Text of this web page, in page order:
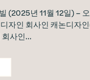
(2025년 11월 12일) –
자인 회사인 캐논디자
회사인…